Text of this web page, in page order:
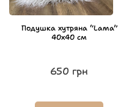
Подушка хутряна “Lama”
40х40 см
650 грн